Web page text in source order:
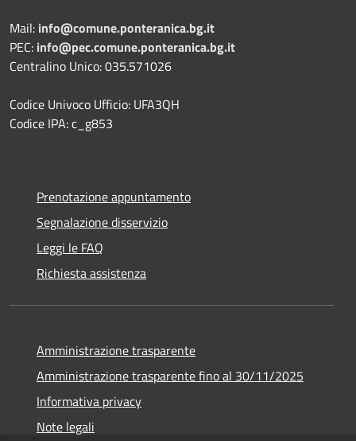
Mail: info@comune.ponteranica.bg.it
PEC: info@pec.comune.ponteranica.bg.it
Centralino Unico: 035.571026
Codice Univoco Ufficio: UFA3QH
Codice IPA: c_g853
Prenotazione appuntamento
Segnalazione disservizio
Leggi le FAQ
Richiesta assistenza
Amministrazione trasparente
Amministrazione trasparente fino al 30/11/2025
Informativa privacy
Note legali